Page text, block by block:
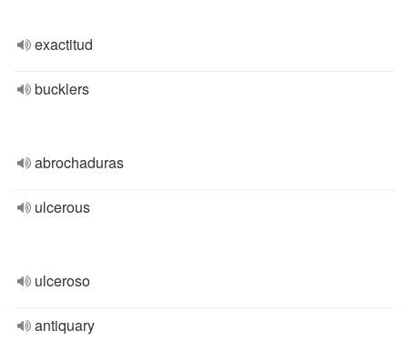
exactitud
bucklers
abrochaduras
ulcerous
ulceroso
antiquary